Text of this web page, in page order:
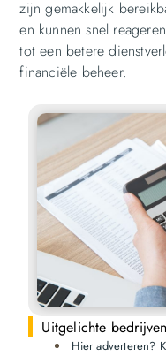
zijn gemakkelijk
en kunnen snel
tot een betere
financiële beheer.
Uitgelichte bedrijven
Hier adverteren?